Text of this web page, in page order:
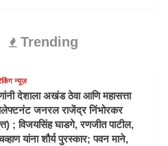
Trending
न्यूज़
देशाला अखंड ठेवा आणि महासत्ता
जनरल राजेंद्र निंभोरकर
; विजयसिंह घाडगे, रणजीत पाटील,
यांना शौर्य पुरस्कार; पवन माने,